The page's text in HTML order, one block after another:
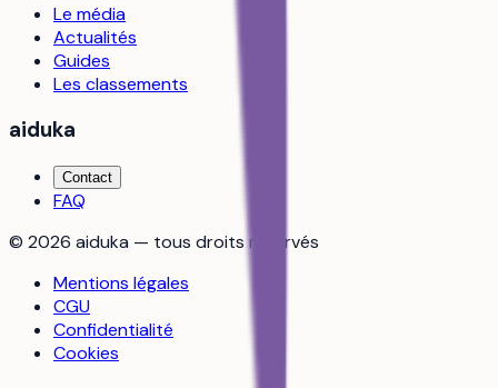
Le média
Actualités
Guides
Les classements
aiduka
Contact
FAQ
© 2026 aiduka — tous droits réservés
Mentions légales
CGU
Confidentialité
Cookies